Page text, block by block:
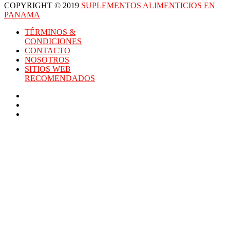
COPYRIGHT © 2019 SUPLEMENTOS ALIMENTICIOS EN
PANAMA
TÉRMINOS &
CONDICIONES
CONTACTO
NOSOTROS
SITIOS WEB
RECOMENDADOS